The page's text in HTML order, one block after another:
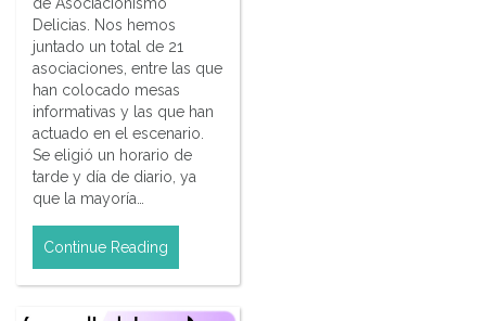
de Asociacionismo
Delicias. Nos hemos
juntado un total de 21
asociaciones, entre las que
han colocado mesas
informativas y las que han
actuado en el escenario.
Se eligió un horario de
tarde y día de diario, ya
que la mayoría…
Continue Reading